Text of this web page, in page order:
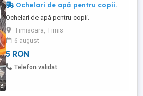
3
Ochelari de apă pentru copii.
Ochelari de apă pentru copii.
Timisoara, Timis
6 august
5 RON
Telefon validat